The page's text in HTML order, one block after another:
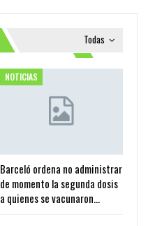
Todas
NOTICIAS
Barceló ordena no administrar
de momento la segunda dosis
a quienes se vacunaron…